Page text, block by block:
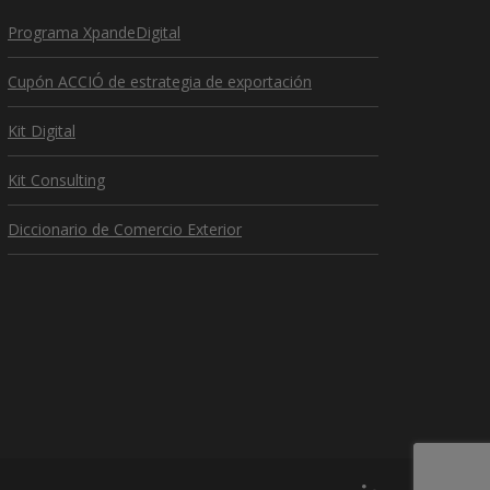
Programa XpandeDigital
Cupón ACCIÓ de estrategia de exportación
Kit Digital
Kit Consulting
Diccionario de Comercio Exterior